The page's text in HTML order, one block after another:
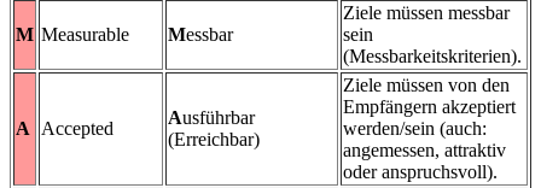
M Measurable Messbar
Ziele müssen messbar
sein
(Messbarkeitskriterien).
A Accepted
Ausführbar
(Erreichbar)
Ziele müssen von den
Empfängern akzeptiert
werden/sein (auch:
angemessen, attraktiv
oder anspruchsvoll).